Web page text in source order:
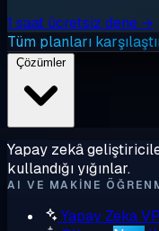
1 saat ücretsiz dene →
Tüm planları
Çözümler
Yapay zekâ
kullandığı yığınlar.
AI VE MAKINE
Yapay Zeka